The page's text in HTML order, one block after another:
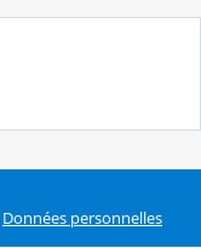
Données personnelles